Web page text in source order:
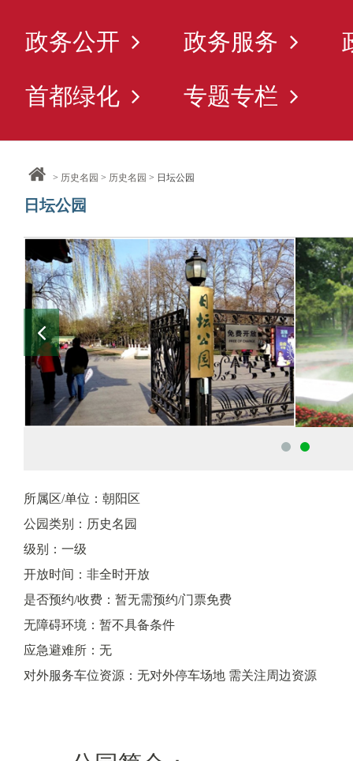
政务公开 政务服务
首都绿化 专题专栏
> 历史名园 > 历史名园 > 日坛公园
日坛公园
所属区/单位：朝阳区
公园类别：历史名园
级别：一级
开放时间：非全时开放
是否预约/收费：暂无需预约/门票免费
无障碍环境：暂不具备条件
应急避难所：无
对外服务车位资源：无对外停车场地 需关注周边资源